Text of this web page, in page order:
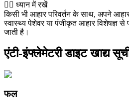
👨‍⚕️️ ध्यान में रखें
किसी भी आहार परिवर्तन के साथ, अपने
स्वास्थ्य पेशेवर या पंजीकृत आहार विशेषज्ञ से
जाती है।
एंटी-इंफ्लेमेटरी डाइट खाद्य
फल